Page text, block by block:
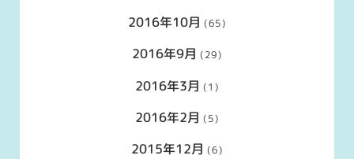
2016年10月 (65)
2016年9月 (29)
2016年3月 (1)
2016年2月 (5)
2015年12月 (6)